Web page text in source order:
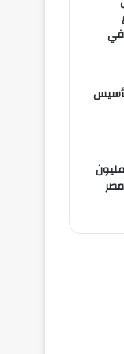
في
نقيب الفلاحين: زراعة 3.7 مليون